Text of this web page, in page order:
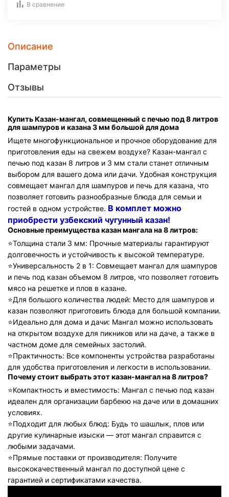
В сравнение
Описание
Параметры
Отзывы
Купить Казан-мангал, совмещенный с печью под 8 литров
для шампуров и казана 3 мм большой для дома
Ищете многофункциональное и прочное оборудование для
приготовления еды на свежем воздухе? Казан-мангал с
печью под казан 8 литров и 3 мм стали станет отличным
выбором для вашего дома или дачи. Удобная конструкция
совмещает мангал для шампуров и печь для казана, что
позволяет готовить разнообразные блюда для семьи и
гостей в одном устройстве. В комплет можно
приобрести узбекский чугунный казан!
Основные преимущества казан мангала на 8 литров:
⭐️Толщина стали 3 мм: Прочные материалы гарантируют
долговечность и устойчивость к высокой температуре.
⭐️Универсальность 2 в 1: Совмещает мангал для шампуров
и печь под казан объемом 8 литров, что позволяет готовить
мясо на решетке и плов в казане.
⭐️Для большого количества людей: Место для шампуров и
казан позволяют приготовить блюда для большой компании.
⭐️Идеально для дома и дачи: Мангал можно использовать
на открытом воздухе для пикников или на даче, а также в
частном доме для семейных застолий.
⭐️Практичность: Все компоненты устройства разработаны
для удобства приготовления и легкости в использовании.
Почему стоит выбрать этот казан-мангал на 8 литров?
⭐️Компактность и вместимость: Мангал с печью под казан
идеален для организации барбекю на даче или в домашних
условиях.
⭐️Подходит для любых блюд: Будь то шашлык, плов или
другие кулинарные изыски — этот мангал справится с
любыми задачами.
⭐️Прямые поставки от производителя: Получите
высококачественный мангал по доступной цене с
гарантией и сертификатами качества.